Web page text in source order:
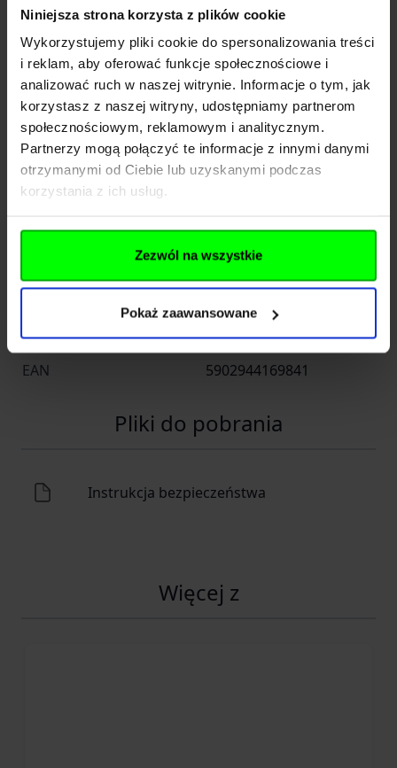
Niniejsza strona korzysta z plików cookie
Wykorzystujemy pliki cookie do spersonalizowania treści
i reklam, aby oferować funkcje społecznościowe i
analizować ruch w naszej witrynie. Informacje o tym, jak
korzystasz z naszej witryny, udostępniamy partnerom
społecznościowym, reklamowym i analitycznym.
Partnerzy mogą połączyć te informacje z innymi danymi
otrzymanymi od Ciebie lub uzyskanymi podczas
korzystania z ich usług.
Zezwól na wszystkie
Pokaż zaawansowane
do montażu naszywek, elementów
identyfikacyjnych czy znaczników światła
widzialnego lub podczerwonego.
Waga: 690 g
Rozmiar (obwód głowy): 57-61 cm
Producent: Emerson
Dane techniczne
Kod SKU
EM8811B
EAN
5902944169841
Pliki do pobrania
Instrukcja bezpieczeństwa
Więcej z